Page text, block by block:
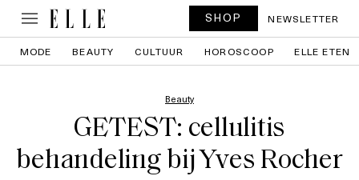
SHOP NEWSLETTER
MODE BEAUTY CULTUUR HOROSCOOP ELLE ETEN
Beauty
GETEST: cellulitis
behandeling bij Yves Rocher